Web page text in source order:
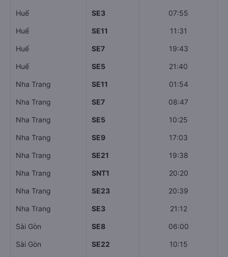
Huế SE3 07:55
Huế SE11 11:31
Huế SE7 19:43
Huế SE5 21:40
Nha Trang SE11 01:54
Nha Trang SE7 08:47
Nha Trang SE5 10:25
Nha Trang SE9 17:03
Nha Trang SE21 19:38
Nha Trang SNT1 20:20
Nha Trang SE23 20:39
Nha Trang SE3 21:12
Sài Gòn SE8 06:00
Sài Gòn SE22 10:15